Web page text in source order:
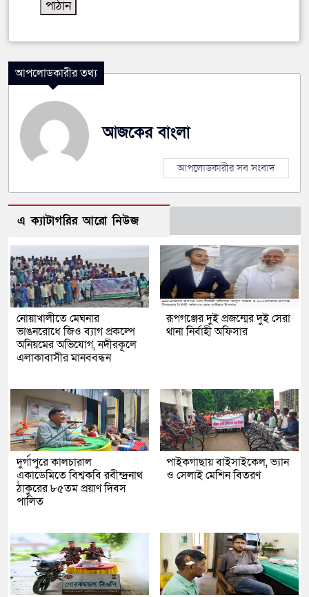
আপলোডকারীর তথ্য
আজকের বাংলা
আপলোডকারীর সব সংবাদ
এ ক্যাটাগরির আরো নিউজ
নোয়াখালীতে মেঘনার
ভাঙনরোধে জিও ব্যাগ প্রকল্পে
অনিয়মের অভিযোগ, নদীরকূলে
এলাকাবাসীর মানববন্ধন
রূপগঞ্জের দুই প্রজন্মের দুই সেরা
থানা নির্বাহী অফিসার
দুর্গাপুরে কালচারাল
একাডেমিতে বিশ্বকবি রবীন্দ্রনাথ
ঠাকুরের ৮৫তম প্রয়াণ দিবস
পালিত
পাইকগাছায় বাইসাইকেল, ভ্যান
ও সেলাই মেশিন বিতরণ